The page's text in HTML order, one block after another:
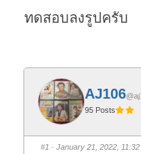
ทดสอบลงรูปครับ
AJ106
95 Posts
#1 · January 21, 2022,